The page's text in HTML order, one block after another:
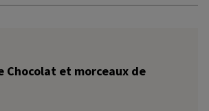
Chocolat et morceaux de